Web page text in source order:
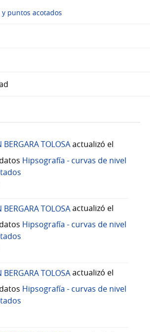
puntos acotados
BERGARA TOLOSAactualizó el
Hipsografía - curvas de nivel
BERGARA TOLOSAactualizó el
Hipsografía - curvas de nivel
BERGARA TOLOSAactualizó el
Hipsografía - curvas de nivel